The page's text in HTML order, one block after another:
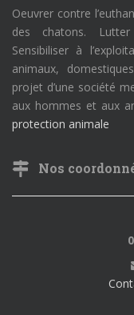
Oeuvrer contre
des chatons.
Sensibiliser à
animaux,
projet d’une société
aux hommes et aux
protection animale
Nos